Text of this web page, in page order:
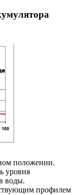
положении.
уровня
воды.
профилем